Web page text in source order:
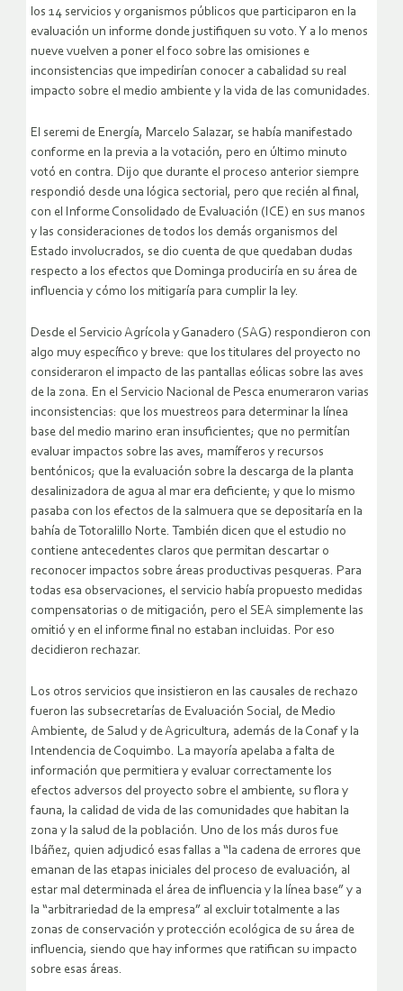
los 14 servicios y organismos públicos que participaron en la
evaluación un informe donde justifiquen su voto. Y a lo menos
nueve vuelven a poner el foco sobre las omisiones e
inconsistencias que impedirían conocer a cabalidad su real
impacto sobre el medio ambiente y la vida de las comunidades.
El seremi de Energía, Marcelo Salazar, se había manifestado
conforme en la previa a la votación, pero en último minuto
votó en contra. Dijo que durante el proceso anterior siempre
respondió desde una lógica sectorial, pero que recién al final,
con el Informe Consolidado de Evaluación (ICE) en sus manos
y las consideraciones de todos los demás organismos del
Estado involucrados, se dio cuenta de que quedaban dudas
respecto a los efectos que Dominga produciría en su área de
influencia y cómo los mitigaría para cumplir la ley.
Desde el Servicio Agrícola y Ganadero (SAG) respondieron con
algo muy específico y breve: que los titulares del proyecto no
consideraron el impacto de las pantallas eólicas sobre las aves
de la zona. En el Servicio Nacional de Pesca enumeraron varias
inconsistencias: que los muestreos para determinar la línea
base del medio marino eran insuficientes; que no permitían
evaluar impactos sobre las aves, mamíferos y recursos
bentónicos; que la evaluación sobre la descarga de la planta
desalinizadora de agua al mar era deficiente; y que lo mismo
pasaba con los efectos de la salmuera que se depositaría en la
bahía de Totoralillo Norte. También dicen que el estudio no
contiene antecedentes claros que permitan descartar o
reconocer impactos sobre áreas productivas pesqueras. Para
todas esa observaciones, el servicio había propuesto medidas
compensatorias o de mitigación, pero el SEA simplemente las
omitió y en el informe final no estaban incluidas. Por eso
decidieron rechazar.
Los otros servicios que insistieron en las causales de rechazo
fueron las subsecretarías de Evaluación Social, de Medio
Ambiente, de Salud y de Agricultura, además de la Conaf y la
Intendencia de Coquimbo. La mayoría apelaba a falta de
información que permitiera y evaluar correctamente los
efectos adversos del proyecto sobre el ambiente, su flora y
fauna, la calidad de vida de las comunidades que habitan la
zona y la salud de la población. Uno de los más duros fue
Ibáñez, quien adjudicó esas fallas a “la cadena de errores que
emanan de las etapas iniciales del proceso de evaluación, al
estar mal determinada el área de influencia y la línea base” y a
la “arbitrariedad de la empresa” al excluir totalmente a las
zonas de conservación y protección ecológica de su área de
influencia, siendo que hay informes que ratifican su impacto
sobre esas áreas.